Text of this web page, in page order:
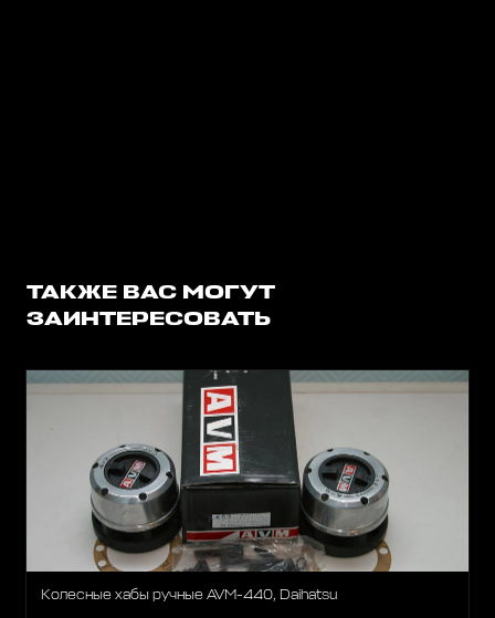
ТАКЖЕ ВАС МОГУТ
ЗАИНТЕРЕСОВАТЬ
Колесные хабы ручные AVM-440, Daihatsu